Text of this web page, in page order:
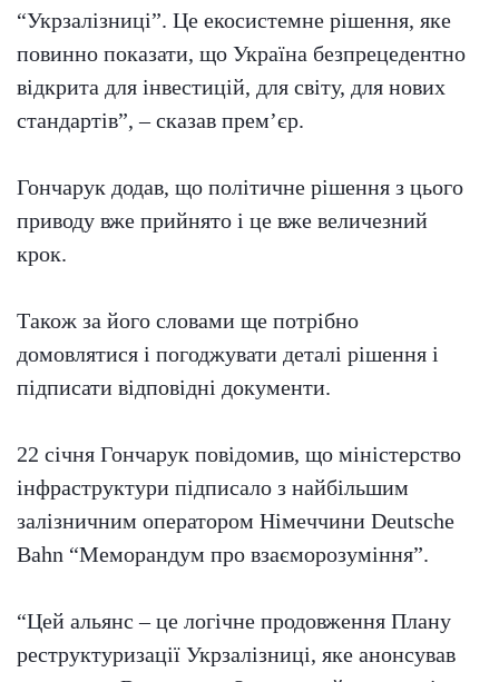
“Укрзалізниці”. Це екосистемне рішення, яке
повинно показати, що Україна безпрецедентно
відкрита для інвестицій, для світу, для нових
стандартів”, – сказав прем’єр.
Гончарук додав, що політичне рішення з цього
приводу вже прийнято і це вже величезний
крок.
Також за його словами ще потрібно
домовлятися і погоджувати деталі рішення і
підписати відповідні документи.
22 січня Гончарук повідомив, що міністерство
інфраструктури підписало з найбільшим
залізничним оператором Німеччини Deutsche
Bahn “Меморандум про взаєморозуміння”.
“Цей альянс – це логічне продовження Плану
реструктуризації Укрзалізниці, яке анонсував